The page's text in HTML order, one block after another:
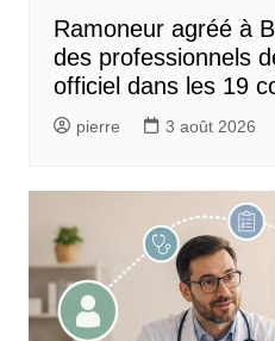
Ramoneur agréé à
des professionnels
officiel dans les 19
pierre 3 août 2026